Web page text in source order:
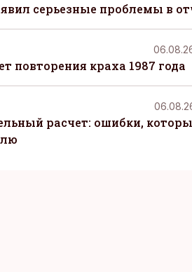
серьезные проблемы в
повторения краха 1987 года
расчет: ошибки,